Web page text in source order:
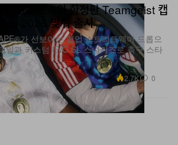
BAPE®의 한정판 Teamgeist 캡
2026 맞춰 출시
가 선보이는 협업 스트리트웨어 드롭으
일과 커스텀 EVO SL 스니커즈로 축구 스타
2.7K 0